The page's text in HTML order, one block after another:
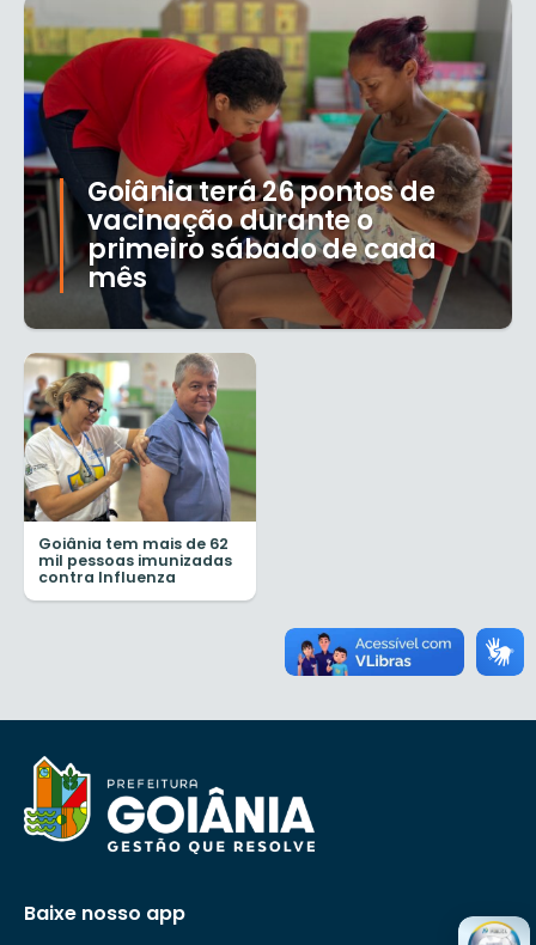
Goiânia terá 26 pontos de
vacinação durante o
primeiro sábado de cada
mês
Goiânia tem mais de 62
mil pessoas imunizadas
contra Influenza
Baixe nosso app